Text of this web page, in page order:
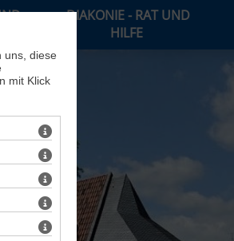
DIAKONIE - RAT UND
HILFE
uns, diese
mit Klick